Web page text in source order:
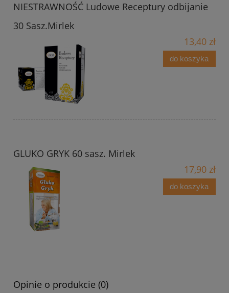
NIESTRAWNOŚĆ Ludowe Receptury odbijanie
30 Sasz.Mirlek
13,40 zł
do koszyka
GLUKO GRYK 60 sasz. Mirlek
17,90 zł
do koszyka
Opinie o produkcie (0)